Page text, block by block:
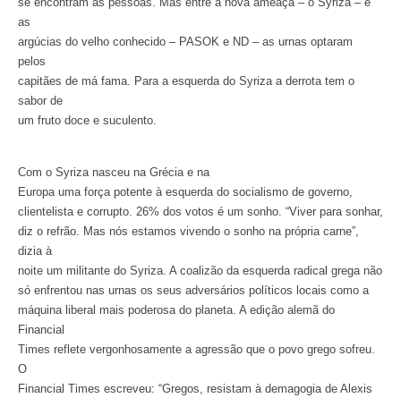
as
argúcias do velho conhecido – PASOK e ND – as urnas optaram
pelos
capitães de má fama. Para a esquerda do Syriza a derrota tem o
sabor de
um fruto doce e suculento.
Com o Syriza nasceu na Grécia e na
Europa uma força potente à esquerda do socialismo de governo,
clientelista e corrupto. 26% dos votos é um sonho. “Viver para sonhar,
diz o refrão. Mas nós estamos vivendo o sonho na própria carne”,
dizia à
noite um militante do Syriza. A coalizão da esquerda radical grega não
só enfrentou nas urnas os seus adversários políticos locais como a
máquina liberal mais poderosa do planeta. A edição alemã do
Financial
Times reflete vergonhosamente a agressão que o povo grego sofreu.
O
Financial Times escreveu: “Gregos, resistam à demagogia de Alexis